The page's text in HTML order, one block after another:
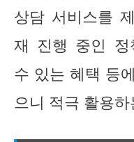
상담 서비스를
재 진행 중인 정
수 있는 혜택 등
으니 적극 활용